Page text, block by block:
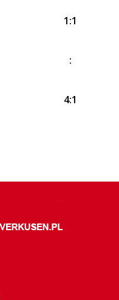
1:1
:
4:1